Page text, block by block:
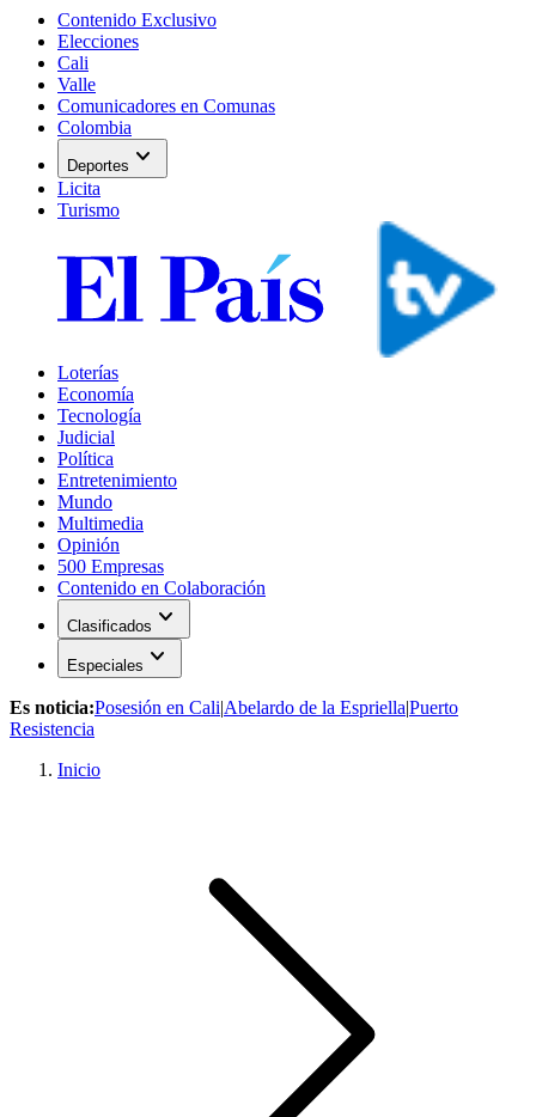
Contenido Exclusivo
Elecciones
Cali
Valle
Comunicadores en Comunas
Colombia
Deportes expand_more
Licita
Turismo
Loterías
Economía
Tecnología
Judicial
Política
Entretenimiento
Mundo
Multimedia
Opinión
500 Empresas
Contenido en Colaboración
Clasificados expand_more
Especiales expand_more
Es noticia:Posesión en Cali|Abelardo de la Espriella|Puerto
Resistencia
Inicio